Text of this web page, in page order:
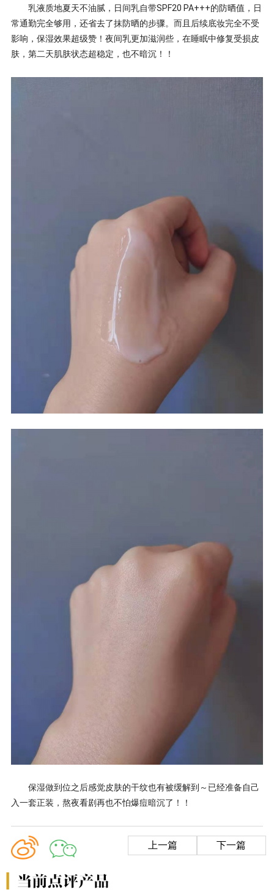
乳液质地夏天不油腻， 日间乳自带SPF20 PA+++的防晒值，日
常通勤完全够用，还省去了抹防晒的步骤。而且后续底妆完全不受
影响，保湿效果超级赞！夜间乳更加滋润些，在睡眠中修复受损皮
肤，第二天肌肤状态超稳定，也不暗沉！！
保湿做到位之后感觉皮肤的干纹也有被缓解到～已经准备自己
入一套正装，熬夜看剧再也不怕爆痘暗沉了！！
上一篇 下一篇